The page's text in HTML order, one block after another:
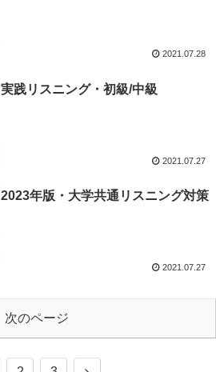
2021.07.28
実践リスニング・初級/中級
2021.07.27
2023年版・大学共通リスニング対策
2021.07.27
次のページ